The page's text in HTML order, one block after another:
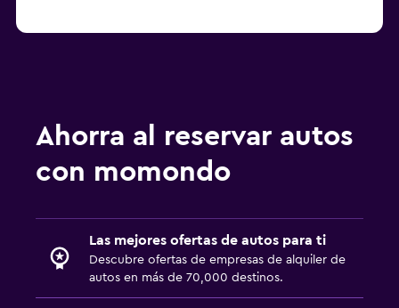
Ahorra al reservar autos
con momondo
Las mejores ofertas de autos para ti
Descubre ofertas de empresas de alquiler de
autos en más de 70,000 destinos.